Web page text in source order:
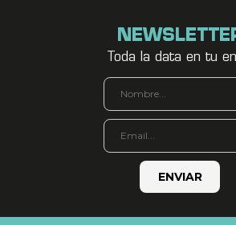
Toda la data en tu